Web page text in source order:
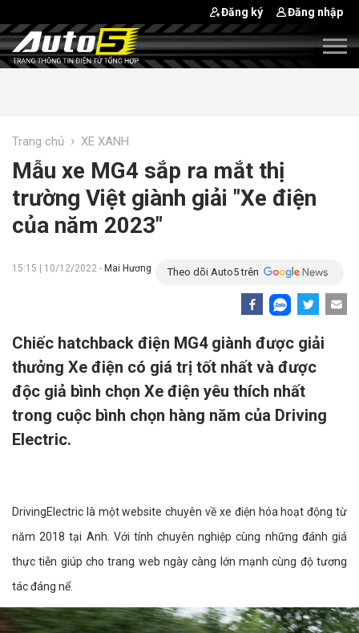
Đăng ký Đăng nhập
Trang chủ › XE XANH
Mẫu xe MG4 sắp ra mắt thị
trường Việt giành giải "Xe điện
của năm 2023"
15:15 | 10/12/2022 - Mai Hương Theo dõi Auto5 trên
Chiếc hatchback điện MG4 giành được giải
thưởng Xe điện có giá trị tốt nhất và được
độc giả bình chọn Xe điện yêu thích nhất
trong cuộc bình chọn hàng năm của Driving
Electric.
DrivingElectric là một website chuyên về xe điện hóa hoạt động từ
năm 2018 tại Anh. Với tính chuyên nghiệp cùng những đánh giá
thực tiễn giúp cho trang web ngày càng lớn mạnh cùng độ tương
tác đáng nể.